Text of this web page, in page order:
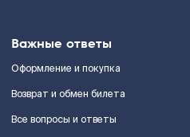
Важные ответы
Оформление и покупка
Возврат и обмен билета
Все вопросы и ответы